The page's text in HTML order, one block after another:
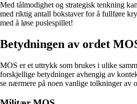
Med tålmodighet og strategisk tenkning
med riktig antall bokstaver for å fullføre
med å løse puslespillet!
Betydningen av ordet
MOS er et uttrykk som brukes i ulike
forskjellige betydninger avhengig av
se nærmere på noen vanlige tolkninger av